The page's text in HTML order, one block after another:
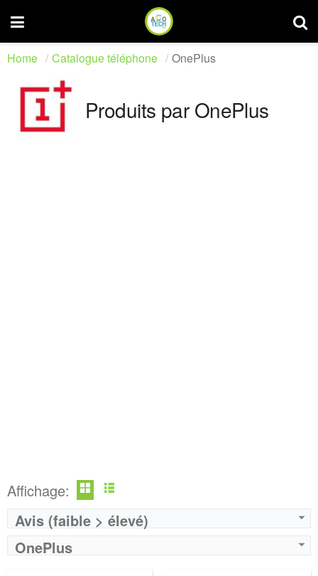
Home Catalogue téléphone OnePlus
Produits par OnePlus
Affichage:
Avis (faible > élevé)
OnePlus